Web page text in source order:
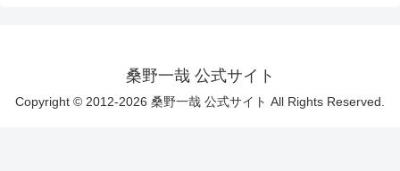
桑野一哉 公式サイト
Copyright © 2012-2026 桑野一哉 公式サイト All Rights Reserved.